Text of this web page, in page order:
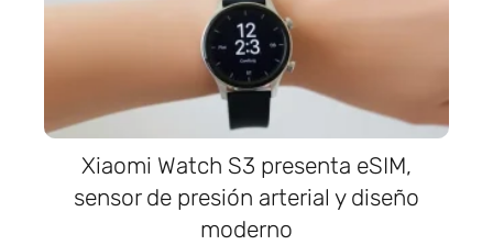
Xiaomi Watch S3 presenta eSIM,
sensor de presión arterial y diseño
moderno